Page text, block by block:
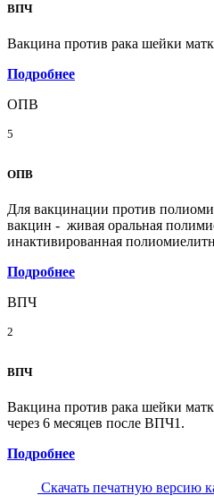
ВПЧ
Вакцина против рака шейки
Подробнее
ОПВ
5
ОПВ
Для вакцинации против
вакцин - живая оральная
инактивированная
Подробнее
ВПЧ
2
ВПЧ
Вакцина против рака шейки
через 6 месяцев после ВПЧ1.
Подробнее
Скачать печатную версию